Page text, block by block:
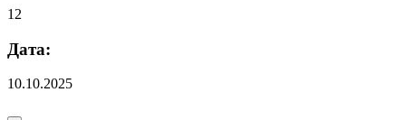
12
Дата:
10.10.2025